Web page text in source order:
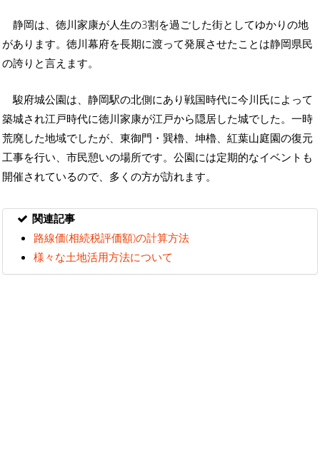
静岡は、徳川家康が人生の3割を過ごした街としてゆかりの地
があります。徳川幕府を長期に渡って発展させたことは静岡県民
の誇りと言えます。
駿府城公園は、静岡駅の北側にあり戦国時代に今川氏によって
築城され江戸時代に徳川家康が江戸から隠居した城でした。一時
荒廃した地域でしたが、東御門・巽櫓、坤櫓、紅葉山庭園の復元
工事を行い、市民憩いの場所です。公園には定期的なイベントも
開催されているので、多くの方が訪れます。
関連記事
路線価(相続税評価額)の計算方法
様々な土地活用方法について